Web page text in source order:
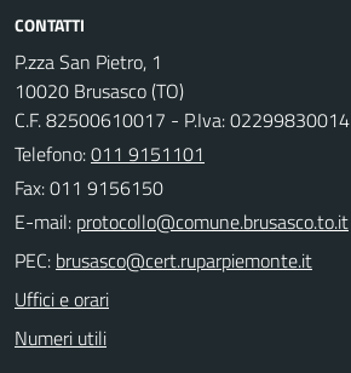
CONTATTI
P.zza San Pietro, 1
10020 Brusasco (TO)
C.F. 82500610017 - P.Iva: 02299830014
Telefono:011 9151101
Fax: 011 9156150
E-mail:
PEC:
Uffici e orari
Numeri utili